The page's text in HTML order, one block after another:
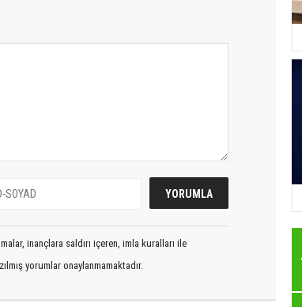
inançlara saldırı içeren, imla kuralları ile
yorumlar onaylanmamaktadır.